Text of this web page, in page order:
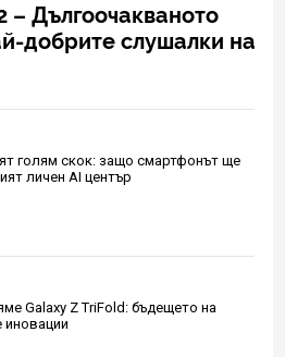
– Дългоочакваното
добрите слушалки на
голям скок: защо смартфонът ще
личен AI център
Galaxy Z TriFold: бъдещето на
иновации